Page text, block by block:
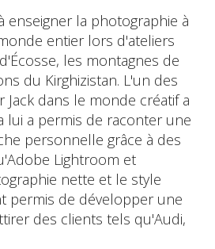
enseigner la photographie à
entier lors d'ateliers
les montagnes de
du Kirghizistan. L'un des
dans le monde créatif a
lui a permis de raconter une
personnelle grâce à des
Lightroom et
nette et le style
permis de développer une
des clients tels qu'Audi,